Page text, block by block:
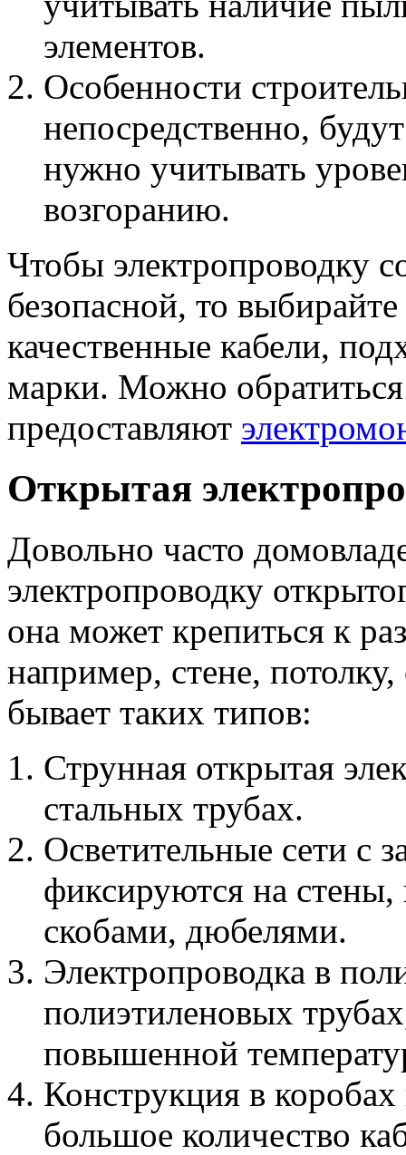
элементов.
Особенности
непосредственно,
нужно учитывать
возгоранию.
Чтобы электропроводку
безопасной, то
качественные кабели,
марки. Можно
предоставляют
Открытая
Довольно часто
электропроводку
она может крепиться к
например, стене,
бывает таких типов:
Струнная открытая
стальных трубах.
Осветительные сети с
фиксируются на
скобами, дюбелями.
Электропроводка в
полиэтиленовых
повышенной
Конструкция в
большое количество